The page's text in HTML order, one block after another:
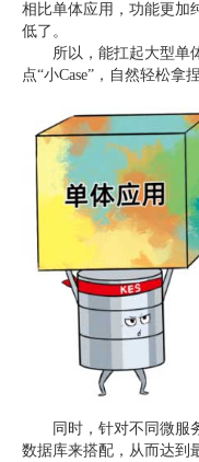
相比单体应用，功能更加
低了。
所以，能扛起大型单
点“小Case”，自然轻松拿捏
同时，针对不同微服
数据库来搭配，从而达到